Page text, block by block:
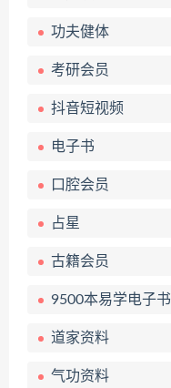
功夫健体
考研会员
抖音短视频
电子书
口腔会员
占星
古籍会员
9500本易学电子书
道家资料
气功资料